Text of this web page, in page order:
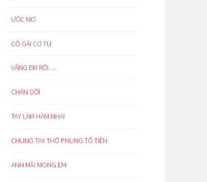
ƯỚC MƠ
CÔ GÁI CƠ TU
VẮNG EM RỒI…
CHÁN ĐỜI
TAY LÀM HÀM NHAI
CHUNG TAY THỜ PHỤNG TỔ TIÊN
ANH MÃI MONG EM